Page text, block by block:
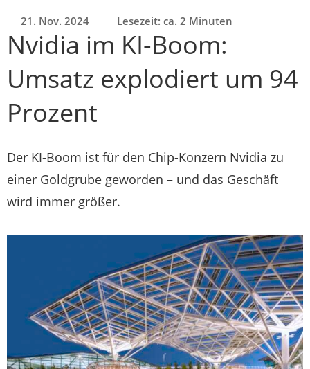
21. Nov. 2024 Lesezeit: ca. 2 Minuten
Nvidia im KI-Boom:
Umsatz explodiert um 94
Prozent
Der KI-Boom ist für den Chip-Konzern Nvidia zu
einer Goldgrube geworden – und das Geschäft
wird immer größer.